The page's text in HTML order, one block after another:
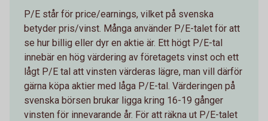
P/E står för price/earnings, vilket på svenska
betyder pris/vinst. Många använder P/E-talet för att
se hur billig eller dyr en aktie är. Ett högt P/E-tal
innebär en hög värdering av företagets vinst och ett
lågt P/E tal att vinsten värderas lägre, man vill därför
gärna köpa aktier med låga P/E-tal. Värderingen på
svenska börsen brukar ligga kring 16-19 gånger
vinsten för innevarande år. För att räkna ut P/E-talet